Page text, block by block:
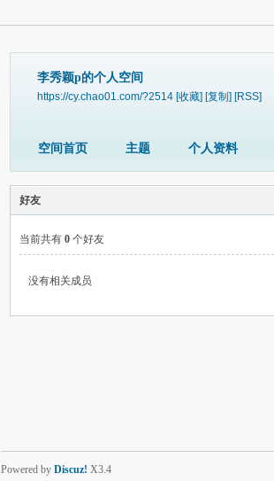
李秀颖p的个人空间
https://cy.chao01.com/?2514 [收藏] [复制] [RSS]
空间首页 主题 个人资料
好友
当前共有 0 个好友
没有相关成员
Powered by Discuz! X3.4